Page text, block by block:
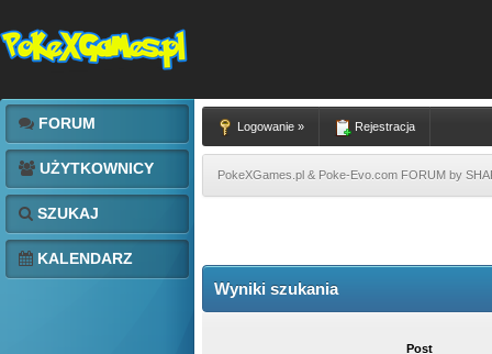
FORUM
UŻYTKOWNICY
SZUKAJ
KALENDARZ
Logowanie » Rejestracja
PokeXGames.pl & Poke-Evo.com FORUM by
Wyniki szukania
Post